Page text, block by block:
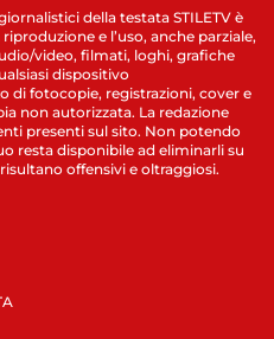
della testata STILETV è
e l’uso, anche parziale,
video, filmati, loghi, grafiche
dispositivo
di fotocopie, registrazioni, cover e
non autorizzata. La redazione
presenti sul sito. Non potendo
resta disponibile ad eliminarli su
offensivi e oltraggiosi.